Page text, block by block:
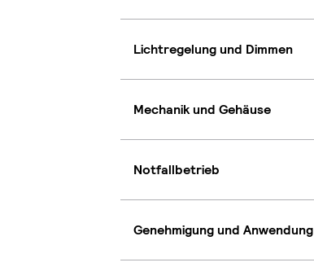
Lichtregelung und Dimmen
Mechanik und Gehäuse
Notfallbetrieb
Genehmigung und Anwendung